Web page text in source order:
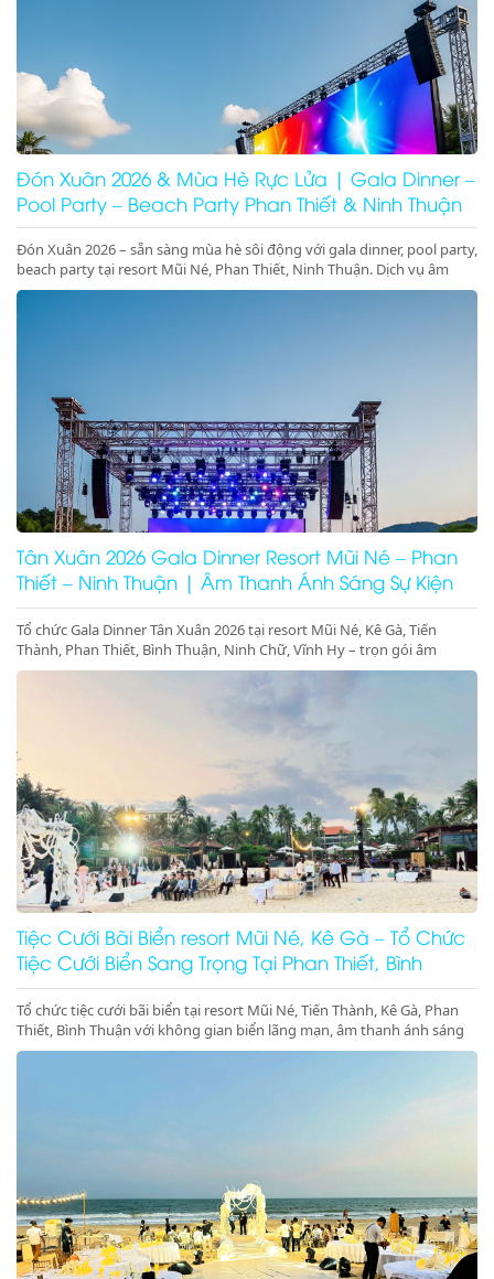
Đón Xuân 2026 & Mùa Hè Rực Lửa | Gala Dinner –
Pool Party – Beach Party Phan Thiết & Ninh Thuận
Đón Xuân 2026 – sẵn sàng mùa hè sôi động với gala dinner, pool party,
beach party tại resort Mũi Né, Phan Thiết, Ninh Thuận. Dịch vụ âm
thanh ánh sáng – sân khấu – LED chuyên nghiệp, đặt lịch ngay!
Tân Xuân 2026 Gala Dinner Resort Mũi Né – Phan
Thiết – Ninh Thuận | Âm Thanh Ánh Sáng Sự Kiện
Cao Cấp
Tổ chức Gala Dinner Tân Xuân 2026 tại resort Mũi Né, Kê Gà, Tiến
Thành, Phan Thiết, Bình Thuận, Ninh Chữ, Vĩnh Hy – trọn gói âm
thanh ánh sáng, sân khấu, màn hình LED, concept sự kiện đầu năm
Tiệc Cưới Bãi Biển resort Mũi Né, Kê Gà – Tổ Chức
Tiệc Cưới Biển Sang Trọng Tại Phan Thiết, Bình
Thuận
Tổ chức tiệc cưới bãi biển tại resort Mũi Né, Tiến Thành, Kê Gà, Phan
Thiết, Bình Thuận với không gian biển lãng mạn, âm thanh ánh sáng
chuyên nghiệp, sân khấu cưới đẳng cấp. Liên hệ ngay để đặt dịch vụ